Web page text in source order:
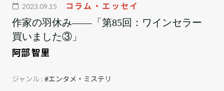
2023.09.15 コラム・エッセイ
作家の羽休み――「第85回：ワインセラー
買いました③」
阿部 智里
ジャンル :#エンタメ・ミステリ